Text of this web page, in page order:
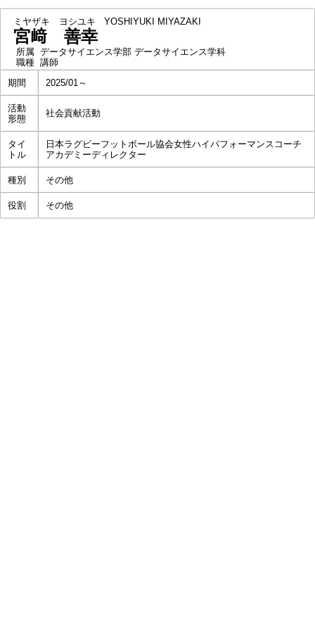
ミヤザキ ヨシユキ YOSHIYUKI MIYAZAKI
宮﨑 善幸
所属 データサイエンス学部 データサイエンス学科
職種 講師
期間
2025/01～
活動
形態
社会貢献活動
タイ
トル
日本ラグビーフットボール協会女性ハイパフォーマンスコーチ
アカデミーディレクター
種別 その他
役割 その他